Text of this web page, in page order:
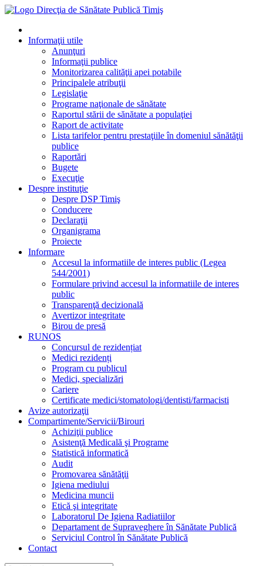
Informaţii utile
Anunţuri
Informaţii publice
Monitorizarea calităţii apei potabile
Principalele atribuţii
Legislaţie
Programe naţionale de sănătate
Raportul stării de sănătate a populaţiei
Raport de activitate
Lista tarifelor pentru prestaţiile în domeniul sănătăţii
publice
Raportări
Bugete
Execuţie
Despre instituţie
Despre DSP Timiş
Conducere
Declaraţii
Organigrama
Proiecte
Informare
Accesul la informatiile de interes public (Legea
544/2001)
Formulare privind accesul la informatiile de interes
public
Transparenţă decizională
Avertizor integritate
Birou de presă
RUNOS
Concursul de rezidențiat
Medici rezidenți
Program cu publicul
Medici, specializări
Cariere
Certificate medici/stomatologi/dentisti/farmacisti
Avize autorizaţii
Compartimente/Servicii/Birouri
Achiziţii publice
Asistenţă Medicală şi Programe
Statistică informatică
Audit
Promovarea sănătăţii
Igiena mediului
Medicina muncii
Etică şi integritate
Laboratorul De Igiena Radiatiilor
Departament de Supraveghere în Sănătate Publică
Serviciul Control în Sănătate Publică
Contact